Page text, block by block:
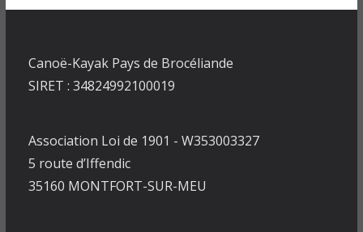
Canoë-Kayak Pays de Brocéliande
SIRET : 34824992100019
Association Loi de 1901 - W353003327
5 route d’Iffendic
35160 MONTFORT-SUR-MEU